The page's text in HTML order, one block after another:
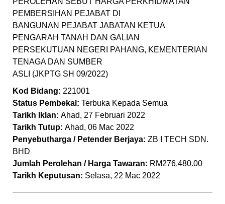
PEMBERSIHAN PEJABAT DI
BANGUNAN PEJABAT JABATAN KETUA
PENGARAH TANAH DAN GALIAN
PERSEKUTUAN NEGERI PAHANG, KEMENTERIAN
TENAGA DAN SUMBER
ASLI (JKPTG SH 09/2022)
Kod Bidang: 221001
Status Pembekal: Terbuka Kepada Semua
Tarikh Iklan: Ahad, 27 Februari 2022
Tarikh Tutup: Ahad, 06 Mac 2022
Penyebutharga / Petender Berjaya: ZB I TECH SDN.
BHD
Jumlah Perolehan / Harga Tawaran: RM276,480.00
Tarikh Keputusan: Selasa, 22 Mac 2022